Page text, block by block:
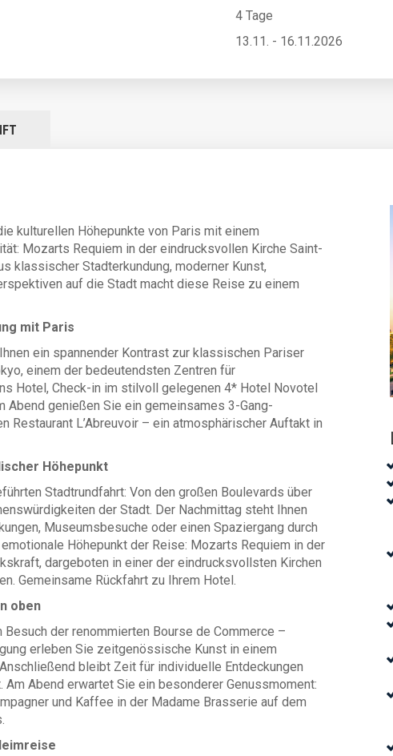
4 Tage
13.11. - 16.11.2026
kulturellen Höhepunkte von Paris mit einem
Mozarts Requiem in der eindrucksvollen Kirche Saint-
klassischer Stadterkundung, moderner Kunst,
auf die Stadt macht diese Reise zu einem
mit Paris
ein spannender Kontrast zur klassischen Pariser
einem der bedeutendsten Zentren für
Hotel, Check-in im stilvoll gelegenen 4* Hotel Novotel
Abend genießen Sie ein gemeinsames 3-Gang-
Restaurant L’Abreuvoir – ein atmosphärischer Auftakt in
Höhepunkt
Stadtrundfahrt: Von den großen Boulevards über
der Stadt. Der Nachmittag steht Ihnen
Museumsbesuche oder einen Spaziergang durch
Höhepunkt der Reise: Mozarts Requiem in der
dargeboten in einer der eindrucksvollsten Kirchen
Gemeinsame Rückfahrt zu Ihrem Hotel.
oben
der renommierten Bourse de Commerce –
erleben Sie zeitgenössische Kunst in einem
bleibt Zeit für individuelle Entdeckungen
Abend erwartet Sie ein besonderer Genussmoment:
und Kaffee in der Madame Brasserie auf dem